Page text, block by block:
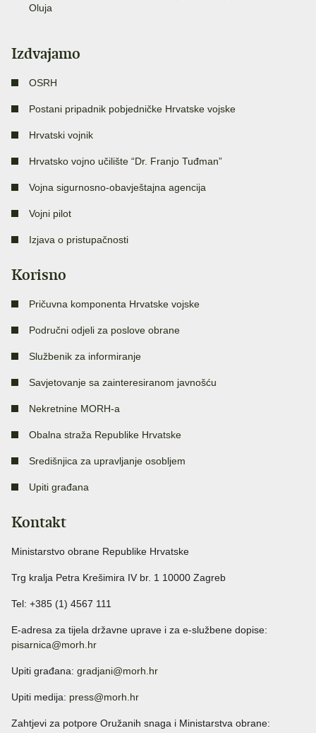
Oluja
Izdvajamo
OSRH
Postani pripadnik pobjedničke Hrvatske vojske
Hrvatski vojnik
Hrvatsko vojno učilište “Dr. Franjo Tuđman”
Vojna sigurnosno-obavještajna agencija
Vojni pilot
Izjava o pristupačnosti
Korisno
Pričuvna komponenta Hrvatske vojske
Područni odjeli za poslove obrane
Službenik za informiranje
Savjetovanje sa zainteresiranom javnošću
Nekretnine MORH-a
Obalna straža Republike Hrvatske
Središnjica za upravljanje osobljem
Upiti građana
Kontakt
Ministarstvo obrane Republike Hrvatske
Trg kralja Petra Krešimira IV br. 1 10000 Zagreb
Tel: +385 (1) 4567 111
E-adresa za tijela državne uprave i za e-službene dopise:
pisarnica@morh.hr
Upiti građana: gradjani@morh.hr
Upiti medija: press@morh.hr
Zahtjevi za potpore Oružanih snaga i Ministarstva obrane: